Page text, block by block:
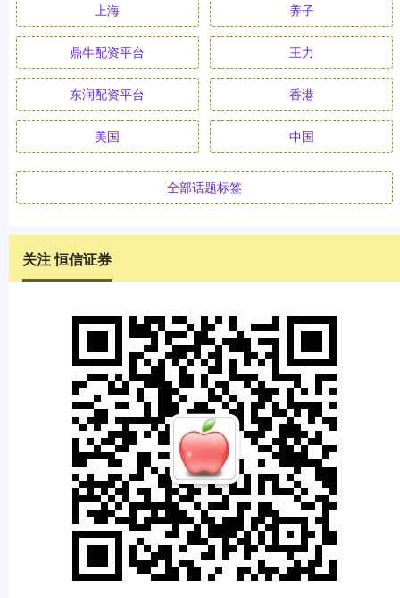
上海 养子
鼎牛配资平台 王力
东润配资平台 香港
美国 中国
全部话题标签
关注 恒信证券